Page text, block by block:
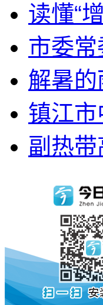
读懂“
市委
解暑的
镇江市
副热带